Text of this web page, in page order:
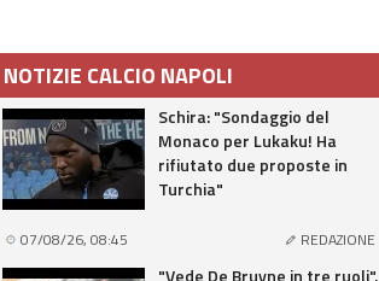
NOTIZIE CALCIO NAPOLI
Schira: "Sondaggio del
Monaco per Lukaku! Ha
rifiutato due proposte in
Turchia"
07/08/26, 08:45 REDAZIONE
"Vede De Bruyne in tre ruoli".